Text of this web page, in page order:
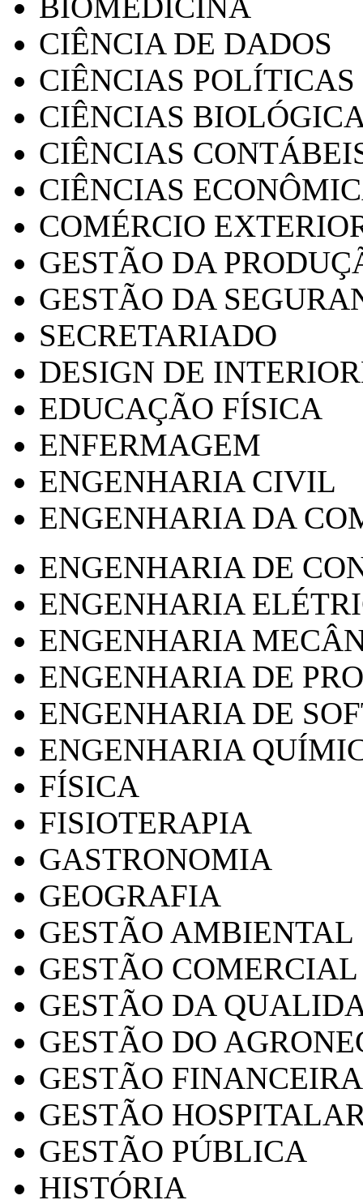
CIÊNCIA DE DADOS
CIÊNCIAS POLÍTICAS
CIÊNCIAS
CIÊNCIAS
CIÊNCIAS
COMÉRCIO
GESTÃO DA
GESTÃO DA
SECRETARIADO
DESIGN DE
EDUCAÇÃO FÍSICA
ENFERMAGEM
ENGENHARIA CIVIL
ENGENHARIA DA
ENGENHARIA DE
ENGENHARIA
ENGENHARIA
ENGENHARIA DE
ENGENHARIA DE
ENGENHARIA
FÍSICA
FISIOTERAPIA
GASTRONOMIA
GEOGRAFIA
GESTÃO AMBIENTAL
GESTÃO COMERCIAL
GESTÃO DA
GESTÃO DO
GESTÃO FINANCEIRA
GESTÃO
GESTÃO PÚBLICA
HISTÓRIA